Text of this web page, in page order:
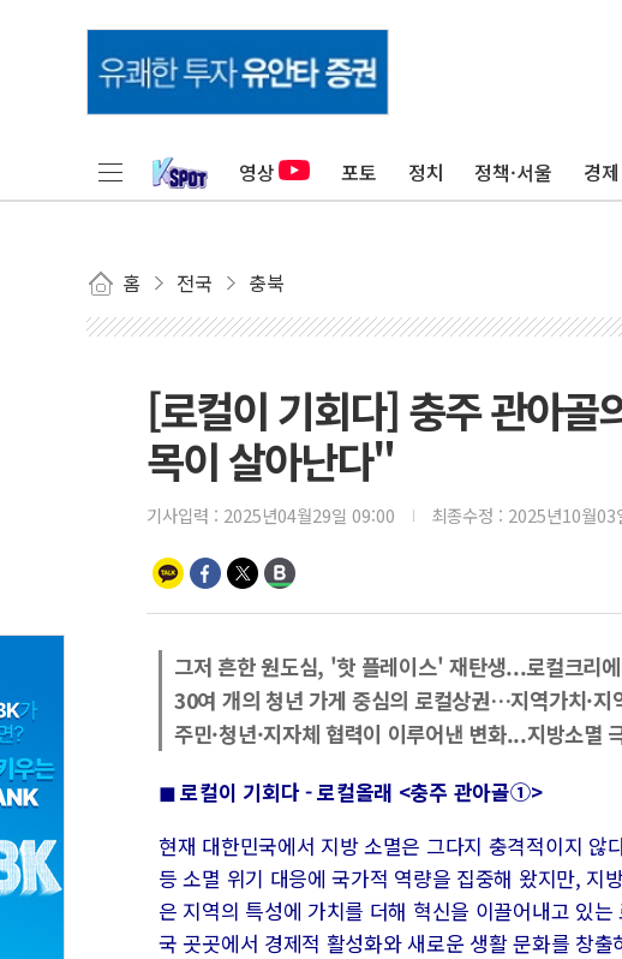
영상 포토 정치 정책·서울 경제
홈 전국 충북
[로컬이 기회다] 충주 관아
목이 살아난다"
기사입력 : 2025년04월29일 09:00 최종수정 : 2025년10월03
그저 흔한 원도심, '핫 플레이스' 재탄생...로컬크리
30여 개의 청년 가게 중심의 로컬상권…지역가치·지
주민·청년·지자체 협력이 이루어낸 변화...지방소멸
◼ 로컬이 기회다 - 로컬올래 <충주 관아골①>
현재 대한민국에서 지방 소멸은 그다지 충격적이지
등 소멸 위기 대응에 국가적 역량을 집중해 왔지만, 지
은 지역의 특성에 가치를 더해 혁신을 이끌어내고 있
국 곳곳에서 경제적 활성화와 새로운 생활 문화를 창